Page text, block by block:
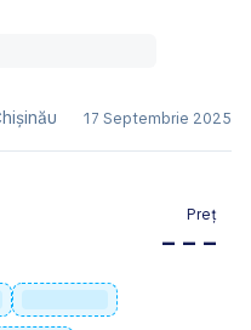
17 Septembrie 2025
Preț
– – –